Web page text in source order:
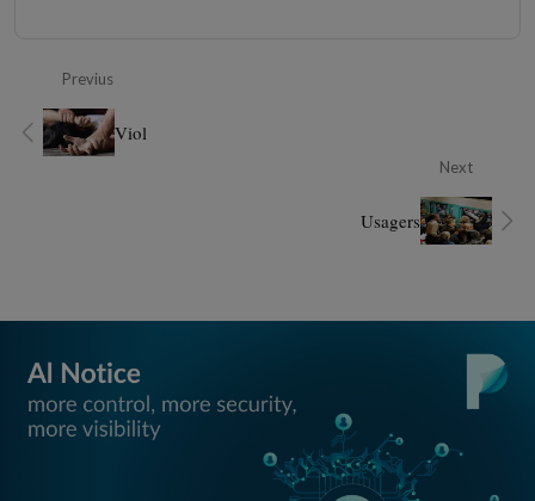
Previus
Viol
Next
Usagers